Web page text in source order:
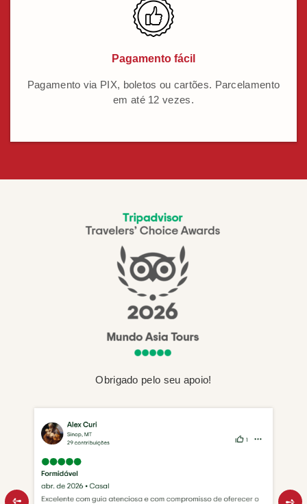
Pagamento fácil
Pagamento via PIX, boletos ou cartões. Parcelamento
em até 12 vezes.
Obrigado pelo seu apoio!